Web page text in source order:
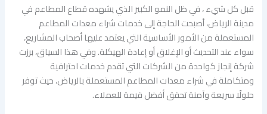
قبل كل شيء ، في ظل النمو الكبير الذي يشهده قطاع المطاعم في
مدينة الرياض، أصبحت الحاجة إلى خدمات شراء معدات المطاعم
المستعملة من الأمور الأساسية التي يعتمد عليها أصحاب المشاريع،
سواء عند التحديث أو الإغلاق أو إعادة الهيكلة. وفي هذا السياق، برزت
شركة إنجاز كواحدة من الشركات التي تقدم خدمات احترافية
ومتكاملة في شراء معدات المطاعم المستعملة بالرياض، حيث توفر
حلولًا سريعة وآمنة تحقق أفضل قيمة للعملاء.